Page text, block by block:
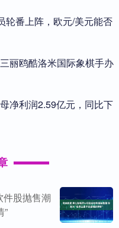
轮番上阵，欧元/美元能否
丽鸥酷洛米国际象棋手办
净利润2.59亿元，同比下
股抛售潮
”